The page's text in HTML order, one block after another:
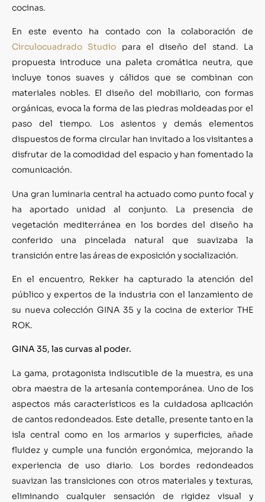
cocinas.
En este evento ha contado con la colaboración de
Circulocuadrado Studio para el diseño del stand. La
propuesta introduce una paleta cromática neutra, que
incluye tonos suaves y cálidos que se combinan con
materiales nobles. El diseño del mobiliario, con formas
orgánicas, evoca la forma de las piedras moldeadas por el
paso del tiempo. Los asientos y demás elementos
dispuestos de forma circular han invitado a los visitantes a
disfrutar de la comodidad del espacio y han fomentado la
comunicación.
Una gran luminaria central ha actuado como punto focal y
ha aportado unidad al conjunto. La presencia de
vegetación mediterránea en los bordes del diseño ha
conferido una pincelada natural que suavizaba la
transición entre las áreas de exposición y socialización.
En el encuentro, Rekker ha capturado la atención del
público y expertos de la industria con el lanzamiento de
su nueva colección GINA 35 y la cocina de exterior THE
ROK.
GINA 35, las curvas al poder.
La gama, protagonista indiscutible de la muestra, es una
obra maestra de la artesanía contemporánea. Uno de los
aspectos más característicos es la cuidadosa aplicación
de cantos redondeados. Este detalle, presente tanto en la
isla central como en los armarios y superficies, añade
fluidez y cumple una función ergonómica, mejorando la
experiencia de uso diario. Los bordes redondeados
suavizan las transiciones con otros materiales y texturas,
eliminando cualquier sensación de rigidez visual y